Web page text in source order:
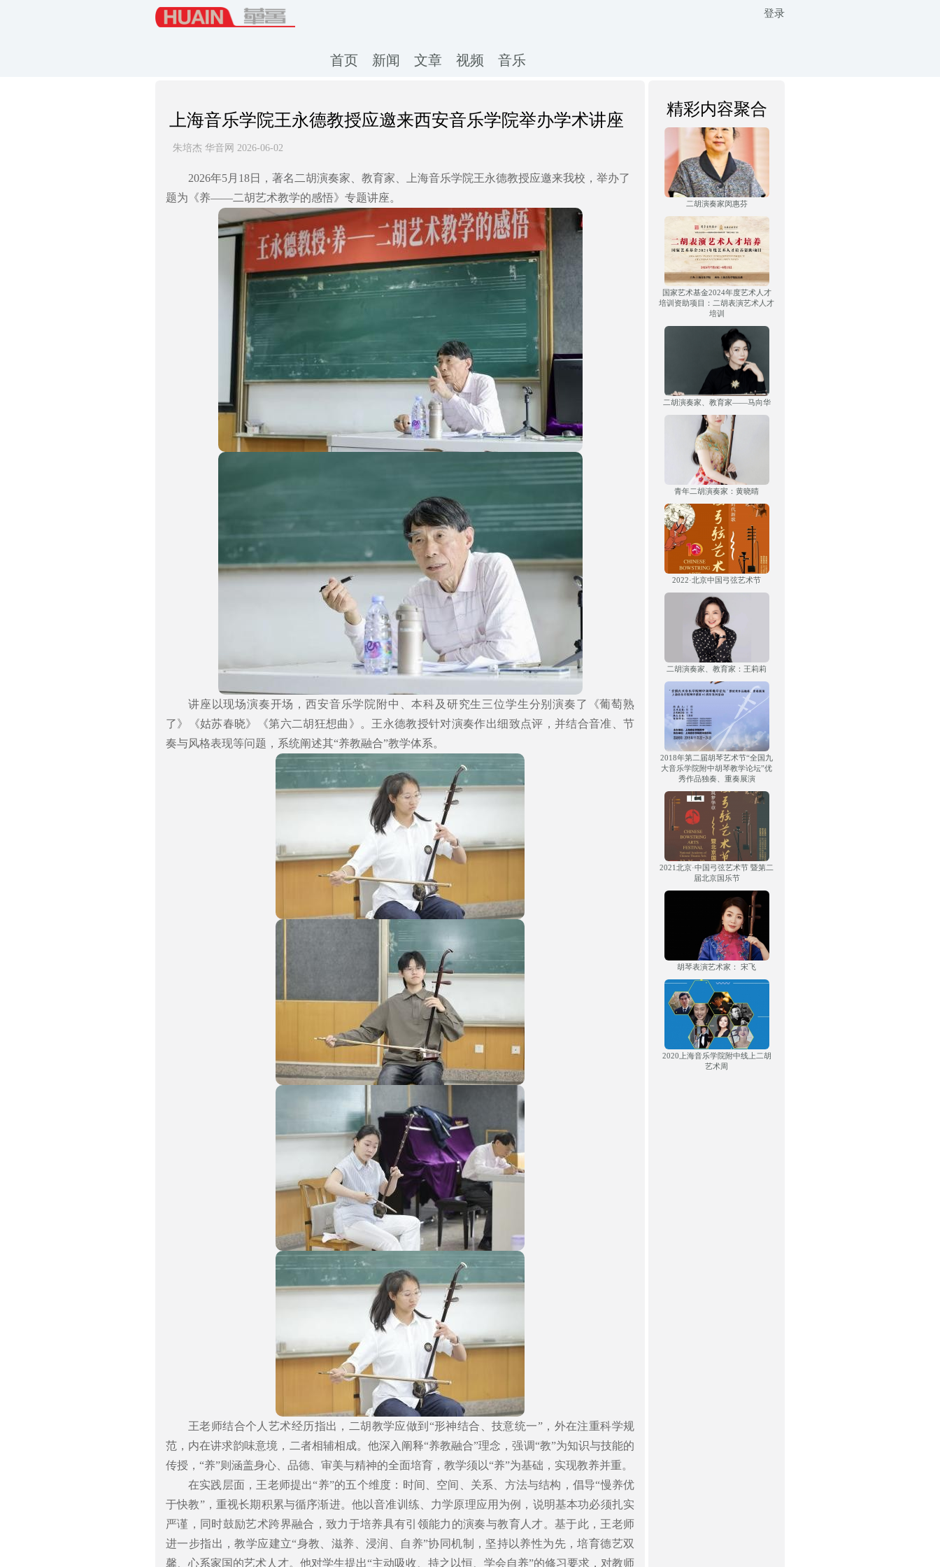
首页 新闻 文章 视频 音乐
登录
上海音乐学院王永德教授应邀来西安音乐学院举办学术讲座
朱培杰 华音网 2026-06-02
2026年5月18日，著名二胡演奏家、教育家、上海音乐学院王永德教授应邀来我校，举办了
题为《养——二胡艺术教学的感悟》专题讲座。
讲座以现场演奏开场，西安音乐学院附中、本科及研究生三位学生分别演奏了《葡萄熟
了》《姑苏春晓》《第六二胡狂想曲》。王永德教授针对演奏作出细致点评，并结合音准、节
奏与风格表现等问题，系统阐述其“养教融合”教学体系。
王老师结合个人艺术经历指出，二胡教学应做到“形神结合、技意统一”，外在注重科学规
范，内在讲求韵味意境，二者相辅相成。他深入阐释“养教融合”理念，强调“教”为知识与技能的
传授，“养”则涵盖身心、品德、审美与精神的全面培育，教学须以“养”为基础，实现教养并重。
在实践层面，王老师提出“养”的五个维度：时间、空间、关系、方法与结构，倡导“慢养优
于快教”，重视长期积累与循序渐进。他以音准训练、力学原理应用为例，说明基本功必须扎实
严谨，同时鼓励艺术跨界融合，致力于培养具有引领能力的演奏与教育人才。基于此，王老师
进一步指出，教学应建立“身教、滋养、浸润、自养”协同机制，坚持以养性为先，培育德艺双
馨、心系家国的艺术人才。他对学生提出“主动吸收、持之以恒、学会自养”的修习要求，对教师
精彩内容聚合
二胡演奏家闵惠芬
国家艺术基金2024年度艺术人才
培训资助项目：二胡表演艺术人才
培训
二胡演奏家、教育家——马向华
青年二胡演奏家：黄晓晴
2022·北京中国弓弦艺术节
二胡演奏家、教育家：王莉莉
2018年第二届胡琴艺术节“全国九
大音乐学院附中胡琴教学论坛”优
秀作品独奏、重奏展演
2021北京·中国弓弦艺术节 暨第二
届北京国乐节
胡琴表演艺术家： 宋飞
2020上海音乐学院附中线上二胡
艺术周